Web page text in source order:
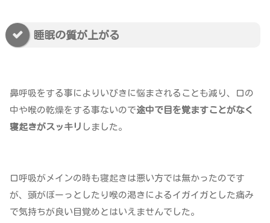
睡眠の質が上がる
鼻呼吸をする事によりいびきに悩まされることも減り、口の
中や喉の乾燥をする事ないので途中で目を覚ますことがなく
寝起きがスッキリ しました。
口呼吸がメインの時も寝起きは悪い方では無かったのです
が、頭がぼーっとしたり喉の渇きによるイガイガとした痛み
で気持ちが良い目覚めとはいえませんでした。